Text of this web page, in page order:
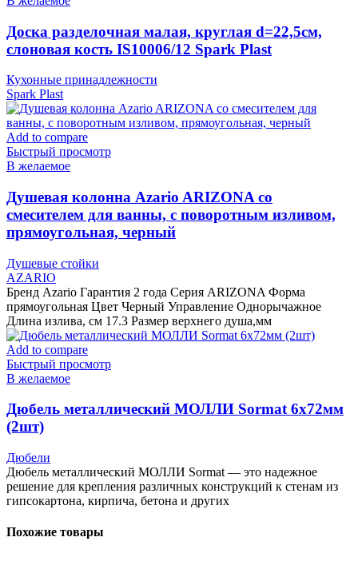
Доска разделочная малая, круглая d=22,5см,
слоновая кость IS10006/12 Spark Plast
Кухонные принадлежности
Spark Plast
Add to compare
Быстрый просмотр
В желаемое
Душевая колонна Azario ARIZONA со
смесителем для ванны, с поворотным изливом,
прямоугольная, черный
Душевые стойки
AZARIO
Бренд Azario Гарантия 2 года Серия ARIZONA Форма
прямоугольная Цвет Черный Управление Однорычажное
Длина излива, см 17.3 Размер верхнего душа,мм
Add to compare
Быстрый просмотр
В желаемое
Дюбель металлический МОЛЛИ Sormat 6х72мм
(2шт)
Дюбели
Дюбель металлический МОЛЛИ Sormat — это надежное
решение для крепления различных конструкций к стенам из
гипсокартона, кирпича, бетона и других
Похожие товары